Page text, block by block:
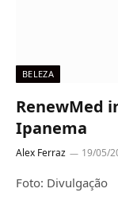
BELEZA
RenewMed
Ipanema
Alex Ferraz 19/05/
Foto: Divulgação